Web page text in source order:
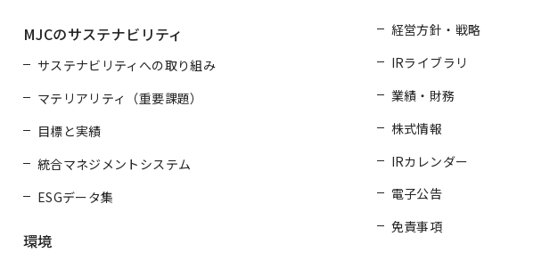
MJCのサステナビリティ
サステナビリティへの取り組み
マテリアリティ（重要課題）
目標と実績
統合マネジメントシステム
ESGデータ集
環境
経営方針・戦略
IRライブラリ
業績・財務
株式情報
IRカレンダー
電子公告
免責事項